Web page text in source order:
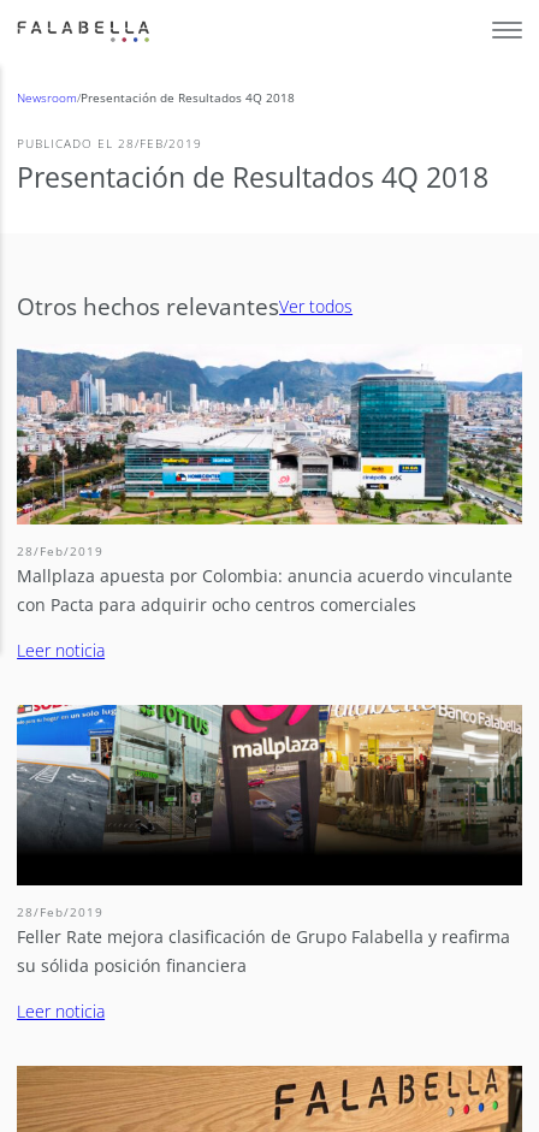
Newsroom/Presentación de Resultados 4Q 2018
PUBLICADO EL 28/FEB/2019
Presentación de Resultados 4Q 2018
Otros hechos relevantesVer todos
28/Feb/2019
Mallplaza apuesta por Colombia: anuncia acuerdo vinculante
con Pacta para adquirir ocho centros comerciales
Leer noticia
28/Feb/2019
Feller Rate mejora clasificación de Grupo Falabella y reafirma
su sólida posición financiera
Leer noticia